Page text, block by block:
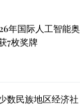
年国际人工智能奥
7枚奖牌
数民族地区经济社